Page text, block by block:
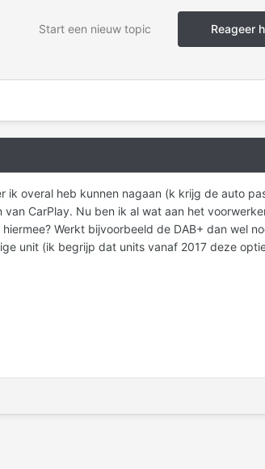
Reageer
Start een nieuw topic
ik overal heb kunnen nagaan (k krijg de auto
CarPlay. Nu ben ik al wat aan het
Werkt bijvoorbeeld de DAB+ dan wel
unit (ik begrijp dat units vanaf 2017 deze